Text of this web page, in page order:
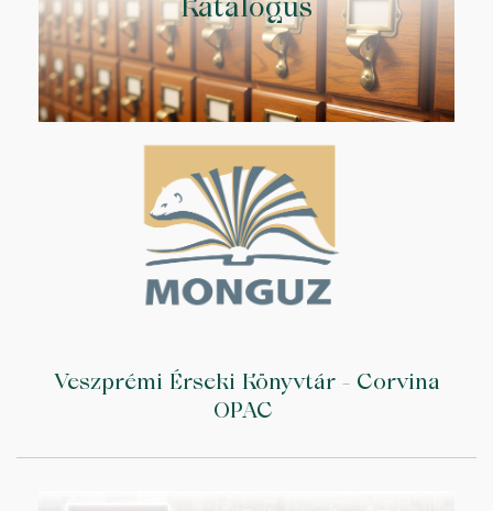
Katalógus
Veszprémi Érseki Könyvtár - Corvina
OPAC